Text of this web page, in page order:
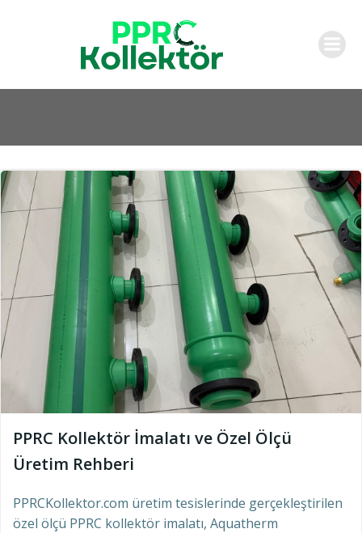
geç
PPRC Kollektör İmalatı ve Özel Ölçü
Üretim Rehberi
PPRCKollektor.com üretim tesislerinde gerçekleştirilen
özel ölçü PPRC kollektör imalatı, Aquatherm